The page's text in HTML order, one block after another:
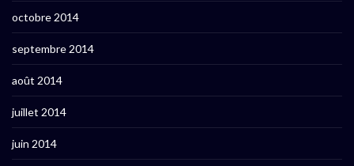
octobre 2014
septembre 2014
août 2014
juillet 2014
juin 2014